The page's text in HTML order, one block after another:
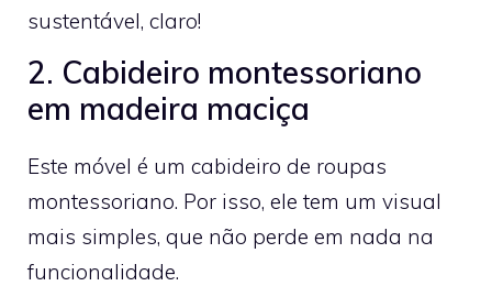
sustentável, claro!
2. Cabideiro montessoriano
em madeira maciça
Este móvel é um cabideiro de roupas
montessoriano. Por isso, ele tem um visual
mais simples, que não perde em nada na
funcionalidade.